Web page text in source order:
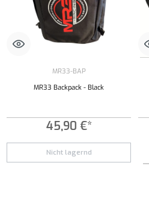
MR33-BAP
MR33 Backpack - Black
45,90 €*
Nicht lagernd